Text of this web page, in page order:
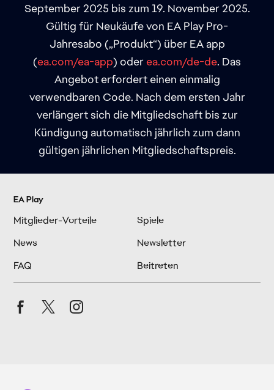
September 2025 bis zum 19. November 2025.
Gültig für Neukäufe von EA Play Pro-
Jahresabo („Produkt“) über EA app
(ea.com/ea-app) oder ea.com/de-de. Das
Angebot erfordert einen einmalig
verwendbaren Code. Nach dem ersten Jahr
verlängert sich die Mitgliedschaft bis zur
Kündigung automatisch jährlich zum dann
gültigen jährlichen Mitgliedschaftspreis.